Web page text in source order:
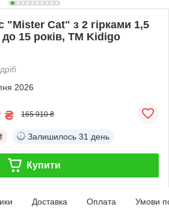
"Mister Cat" з 2 гірками 1,5
до 15 років, ТМ Kidigo
2026
₴ 165 910 ₴
Залишилось 31 день
Купити
Доставка Оплата Умови